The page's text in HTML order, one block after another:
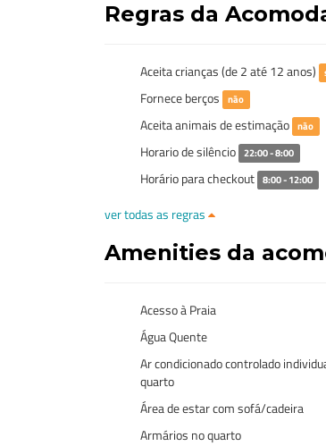
Regras da
Aceita crianças (de 2 até 12 anos)
Fornece berços não
Aceita animais de estimação não
Horario de silêncio 22:00 - 8:00
Horário para checkout 8:00 - 12:00
ver todas as regras
Amenities da
Acesso à Praia
Água Quente
Ar condicionado controlado
quarto
Área de estar com sofá/cadeira
Armários no quarto